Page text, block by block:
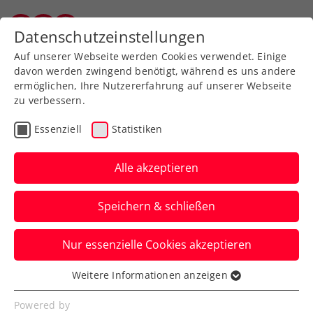
Turniere
ITF Jablonec nad Nisou:
Neumayer mit
Kurzauftritten ins
nächste Finale
Die ÖTV-Zukunftshoffnung kämpft in
Tschechien um den zweiten ITF-M25-Titel
binnen zwei Wochen.
Datenschutzeinstellungen
Auf unserer Webseite werden Cookies verwendet. Einige
davon werden zwingend benötigt, während es uns andere
ermöglichen, Ihre Nutzererfahrung auf unserer Webseite
zu verbessern.
Essenziell Statistiken
Alle akzeptieren
Speichern & schließen
Nur essenzielle Cookies akzeptieren
Essenziell
Essenzielle Cookies werden für grundlegende
Weitere Informationen anzeigen
Powered by